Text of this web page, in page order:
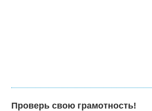
Проверь свою грамотность!